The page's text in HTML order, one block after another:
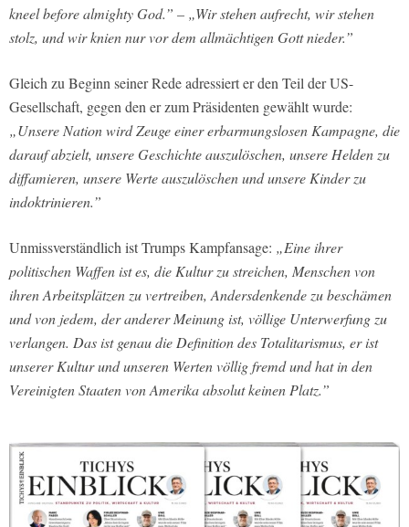
kneel before almighty God.” – „Wir stehen aufrecht, wir stehen
stolz, und wir knien nur vor dem allmächtigen Gott nieder.”
Gleich zu Beginn seiner Rede adressiert er den Teil der US-
Gesellschaft, gegen den er zum Präsidenten gewählt wurde:
„Unsere Nation wird Zeuge einer erbarmungslosen Kampagne, die
darauf abzielt, unsere Geschichte auszulöschen, unsere Helden zu
diffamieren, unsere Werte auszulöschen und unsere Kinder zu
indoktrinieren.”
Unmissverständlich ist Trumps Kampfansage: „Eine ihrer
politischen Waffen ist es, die Kultur zu streichen, Menschen von
ihren Arbeitsplätzen zu vertreiben, Andersdenkende zu beschämen
und von jedem, der anderer Meinung ist, völlige Unterwerfung zu
verlangen. Das ist genau die Definition des Totalitarismus, er ist
unserer Kultur und unseren Werten völlig fremd und hat in den
Vereinigten Staaten von Amerika absolut keinen Platz.”